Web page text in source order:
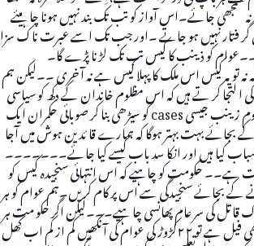
جائے۔اس آواز کو تب تک بند نہیں ہونا چا ہیئے
نہیں ہو جاتے ۔اور جب تک اسے عبرت ناک سزا
کو ذینب کا کیس تب تک لڑنا پڑے گا۔
نہ تو یہ کیس اس ملک کا پہلا کیس ہے نہ آ خری ۔۔لیکن ہم
لتجا کر تے ہیں کہ اس مظلوم خاندان کے دکھ کو سیاسی
رنگ نہ دیا جا ئے۔معصوم زینب جیسی cases کو سیڑھی بنا کر صوبائی حکمران ایک
بجائے بہت بہتر ہوگا کہ ہمارے قا ئدین ہوش میں آجا
کیا ہیں اور انکا سد باب کیسے کیا جائے۔۔۔۔۔۔۔
ہے۔۔ حکومت کو چاہیے کہ اس انتہائی سنجیدہ کیس کو
بجائے سنجیدگی سے اس پر کام کر یں۔ہم عوام کو ہر
کی سر عام پھانسی چا ہیے۔۔۔لیکن اگر حکو مت ہر
بار کی طرح اس کیس پر بھی فیل ہے تو ۲۲کڑوڑ کی عوام کی آنکھیں کم از کم اب کھل